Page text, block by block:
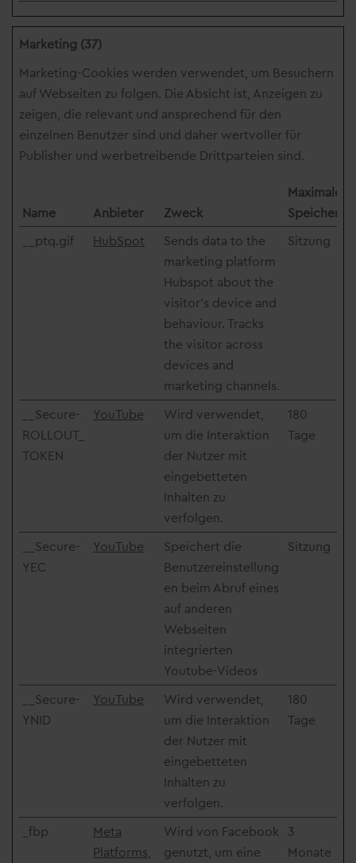
Marketing (37)
Marketing-Cookies werden verwendet, um Besuchern
auf Webseiten zu folgen. Die Absicht ist, Anzeigen zu
zeigen, die relevant und ansprechend für den
einzelnen Benutzer sind und daher wertvoller für
Publisher und werbetreibende Drittparteien sind.
Name Anbieter Zweck
Maximale
__ptq.gif
HubSpot
Sends data to the
marketing platform
Hubspot about the
visitor's device and
behaviour. Tracks
the visitor across
devices and
marketing channels.
Sitzung
__Secure-
ROLLOUT_
TOKEN
YouTube
Wird verwendet,
um die Interaktion
der Nutzer mit
eingebetteten
Inhalten zu
verfolgen.
180
Tage
__Secure-
YEC
YouTube
Speichert die
Benutzereinstellung
en beim Abruf eines
auf anderen
Webseiten
integrierten
Youtube-Videos
Sitzung
__Secure-
YNID
YouTube
Wird verwendet,
um die Interaktion
der Nutzer mit
eingebetteten
Inhalten zu
verfolgen.
180
Tage
_fbp
Meta
Platforms,
Wird von Facebook
genutzt, um eine
3
Monate